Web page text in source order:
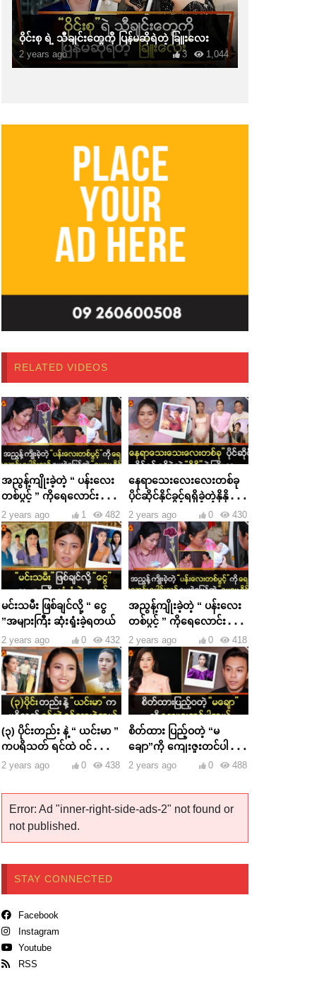
ဝိုင်းစု ရဲ့ သီချင်းတွေကို ပြန်မဆိုရဲတဲ့ ခြူးလေး
2 years ago 1,044
3
RELATED VIDEOS
အညွန့်ကျိုးခဲ့တဲ့ “ ပန်းလေး
တစ်ပွင့် ” ကိုရေလောင်း
ပေါင်းသင်ပေးခဲ့ပြန်တဲ့ “
မေမေခိုင် ”
2 years ago 482
1
နေရာသေးလေးလေးတစ်ခု
ပိုင်ဆိုင်နိုင်ခွင့်ရရှိခဲ့တဲ့နိုနိုရဲ့
ကြိုးစားမှု
2 years ago 430
0
မင်းသမီး ဖြစ်ချင်လို့ “ ငွေ
”အများကြီး ဆုံးရှုံးခဲ့ရတယ်
2 years ago 432
0
အညွန့်ကျိုးခဲ့တဲ့ “ ပန်းလေး
တစ်ပွင့် ” ကိုရေလောင်း
ပေါင်းသင်ပေးခဲ့ပြန်တဲ့ “
မေမေခိုင် ”
2 years ago 418
0
(၃) ပိုင်းတည်း နဲ့ “ ယင်းမာ ”
ကပရိသတ် ရင်ထဲ ဝင်သွားခဲ့
တယ်
2 years ago 438
0
စိတ်ထား ပြည့်ဝတဲ့ “မ
ချော”ကို ကျေးဇူးတင်ပါ
တယ်
2 years ago 488
0
Error: Ad "inner-right-side-ads-2" not found or
not published.
STAY CONNECTED
Facebook
Instagram
Youtube
RSS